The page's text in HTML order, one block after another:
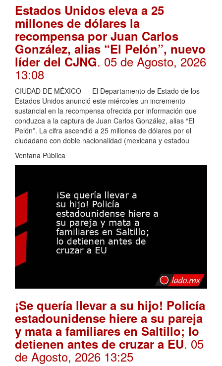
Estados Unidos eleva a 25
millones de dólares la
recompensa por Juan Carlos
González, alias “El Pelón”, nuevo
líder del CJNG. 05 de Agosto, 2026
13:08
CIUDAD DE MÉXICO — El Departamento de Estado de los
Estados Unidos anunció este miércoles un incremento
sustancial en la recompensa ofrecida por información que
conduzca a la captura de Juan Carlos González, alias “El
Pelón”. La cifra ascendió a 25 millones de dólares por el
ciudadano con doble nacionalidad (mexicana y estadou
Ventana Pública
¡Se quería llevar a su hijo! Policía
estadounidense hiere a su pareja
y mata a familiares en Saltillo; lo
detienen antes de cruzar a EU. 05
de Agosto, 2026 13:25